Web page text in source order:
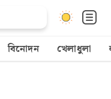
বিনোদন খেলাধুলা